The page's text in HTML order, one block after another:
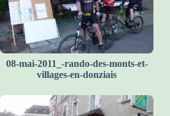
08-mai-2011_-rando-des-monts-et-
villages-en-donziais